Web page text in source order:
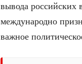
вывода российских
международно
важное